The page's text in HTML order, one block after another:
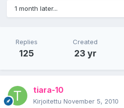
1 month later...
Replies
125
Created
23 yr
tiara-10
Kirjoitettu November 5, 2010